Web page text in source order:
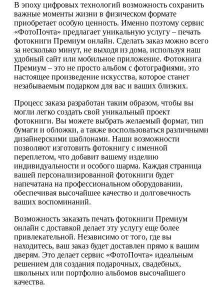
В эпоху цифровых технологий возможность сохранить
важные моменты жизни в физическом формате
приобретает особую ценность. Именно поэтому сервис
«ФотоПочта» предлагает уникальную услугу – печать
фотокниги Премиум онлайн. Сделать заказ можно всего
за несколько минут, не выходя из дома, используя наш
удобный сайт или мобильное приложение. Фотокнига
Премиум – это не просто альбом с фотографиями, это
настоящее произведение искусства, которое станет
незабываемым подарком для вас и ваших близких.
Процесс заказа разработан таким образом, чтобы вы
могли легко создать свой уникальный проект
фотокниги. Вы можете выбрать желаемый формат, тип
бумаги и обложки, а также воспользоваться различными
дизайнерскими шаблонами. Наши возможности
позволяют изготовить фотокнигу с именной
переплетом, что добавит вашему изделию
индивидуальности и особого шарма. Каждая страница
вашей персонализированной фотокниги будет
напечатана на профессиональном оборудовании,
обеспечивая высочайшее качество и долговечность
ваших воспоминаний.
Возможность заказать печать фотокниги Премиум
онлайн с доставкой делает эту услугу еще более
привлекательной. Независимо от того, где вы
находитесь, ваш заказ будет доставлен прямо к вашим
дверям. Это делает сервис «ФотоПочта» идеальным
решением для создания подарочных, свадебных,
школьных или портфолио альбомов высочайшего
качества.